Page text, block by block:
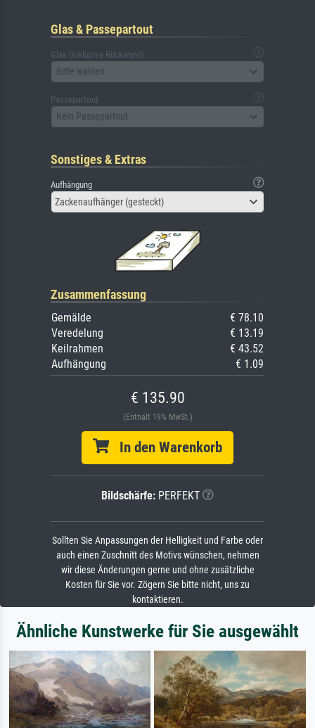
Glas & Passepartout
Glas (inklusive Rückwand)
Bitte wählen
Passepartout
Kein Passepartout
Sonstiges & Extras
Aufhängung
Zackenaufhänger (gesteckt)
Zusammenfassung
Gemälde
€ 78.10
Veredelung
€ 13.19
Keilrahmen
€ 43.52
Aufhängung
€ 1.09
€ 135.90
(Enthält 19% MwSt.)
In den Warenkorb
Bildschärfe: PERFEKT
Sollten Sie Anpassungen der Helligkeit und Farbe oder
auch einen Zuschnitt des Motivs wünschen, nehmen
wir diese Änderungen gerne und ohne zusätzliche
Kosten für Sie vor. Zögern Sie bitte nicht, uns zu
kontaktieren.
Ähnliche Kunstwerke für Sie ausgewählt